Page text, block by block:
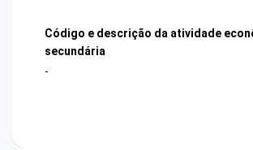
Código e descrição da atividade
secundária
-